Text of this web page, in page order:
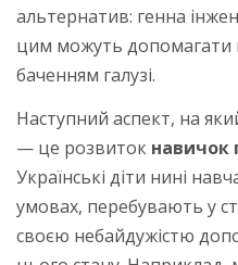
альтернатив: генна
цим можуть допомагати
баченням галузі.
Наступний аспект, на
— це розвиток навичок
Українські діти нині
умовах, перебувають у
своєю небайдужістю